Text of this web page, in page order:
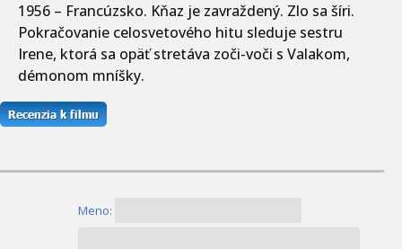
1956 – Francúzsko. Kňaz je zavraždený. Zlo sa šíri.
Pokračovanie celosvetového hitu sleduje sestru
Irene, ktorá sa opäť stretáva zoči-voči s Valakom,
démonom mníšky.
Meno: